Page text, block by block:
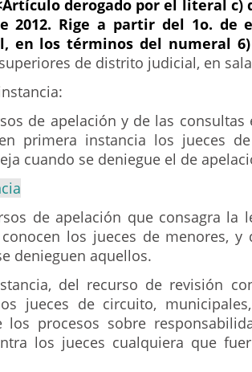
derogado por el literal
2012. Rige a partir del 1o. de
en los términos del numeral
de distrito judicial, en
de apelación y de las
primera instancia los jueces
cuando se deniegue el de
de apelación que consagra la
los jueces de menores, y
denieguen aquellos.
del recurso de revisión
jueces de circuito,
los procesos sobre
los jueces cualquiera que